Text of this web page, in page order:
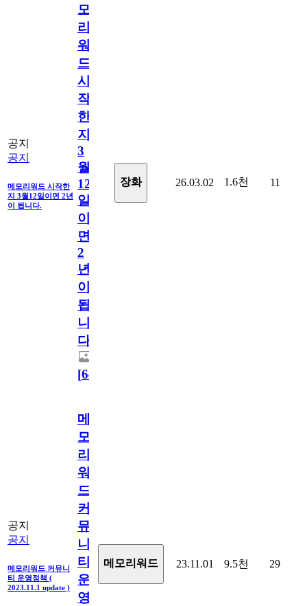
공지
공지
메모리워드 시작한
지 3월12일이면 2년
이 됩니다.
모
리
워
드
시
작
한
지
3
월
12
일
이
면
2
년
이
됩
니
다.
[64
장화 26.03.02 1.6천 11
공지
공지
메모리워드 커뮤니
티 운영정책 (
2023.11.1 update )
메
모
리
워
드
커
뮤
니
티
운
영
메모리워드 23.11.01 9.5천 29